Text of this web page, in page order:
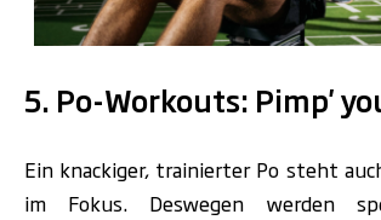
5. Po-Workouts: Pimp'
Ein knackiger, trainierter Po steht
im Fokus. Deswegen werden